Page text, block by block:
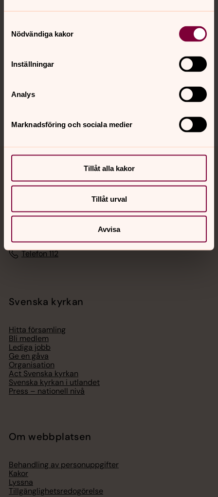
Nödvändiga kakor
Inställningar
Analys
Marknadsföring och sociala medier
Tillåt alla kakor
Tillåt urval
Avvisa
Sociala kanaler
Jourhavande präst
Akut samtals- och krisstöd. Prata eller chatta anonymt
med en präst på kvällar och nätter.
Digitalt brev
Telefon 112
Svenska kyrkan
Hitta församling
Bli medlem
Lediga jobb
Ge en gåva
Organisation
Act Svenska kyrkan
Svenska kyrkan i utlandet
Press – nationell nivå
Om webbplatsen
Behandling av personuppgifter
Kakor
Lyssna
Tillgänglighetsredogörelse